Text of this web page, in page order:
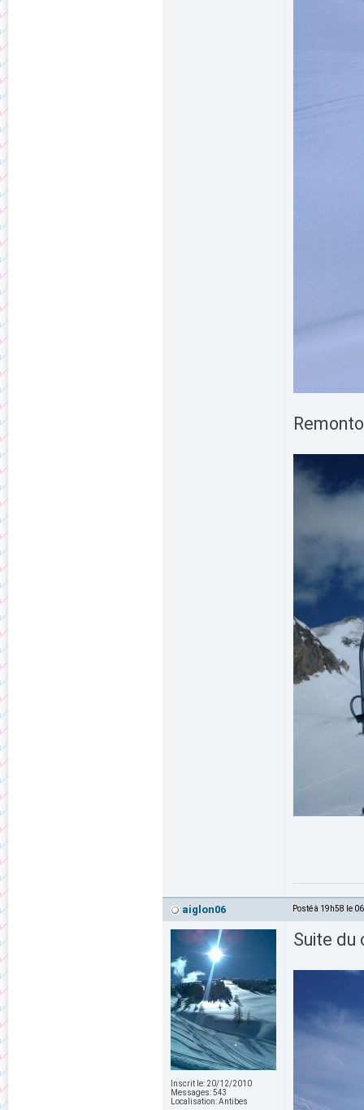
aiglon06 Posté à 19h58 le
Inscrit le: 20/12/2010
Messages:543
Localisation:Antibes
Suite du